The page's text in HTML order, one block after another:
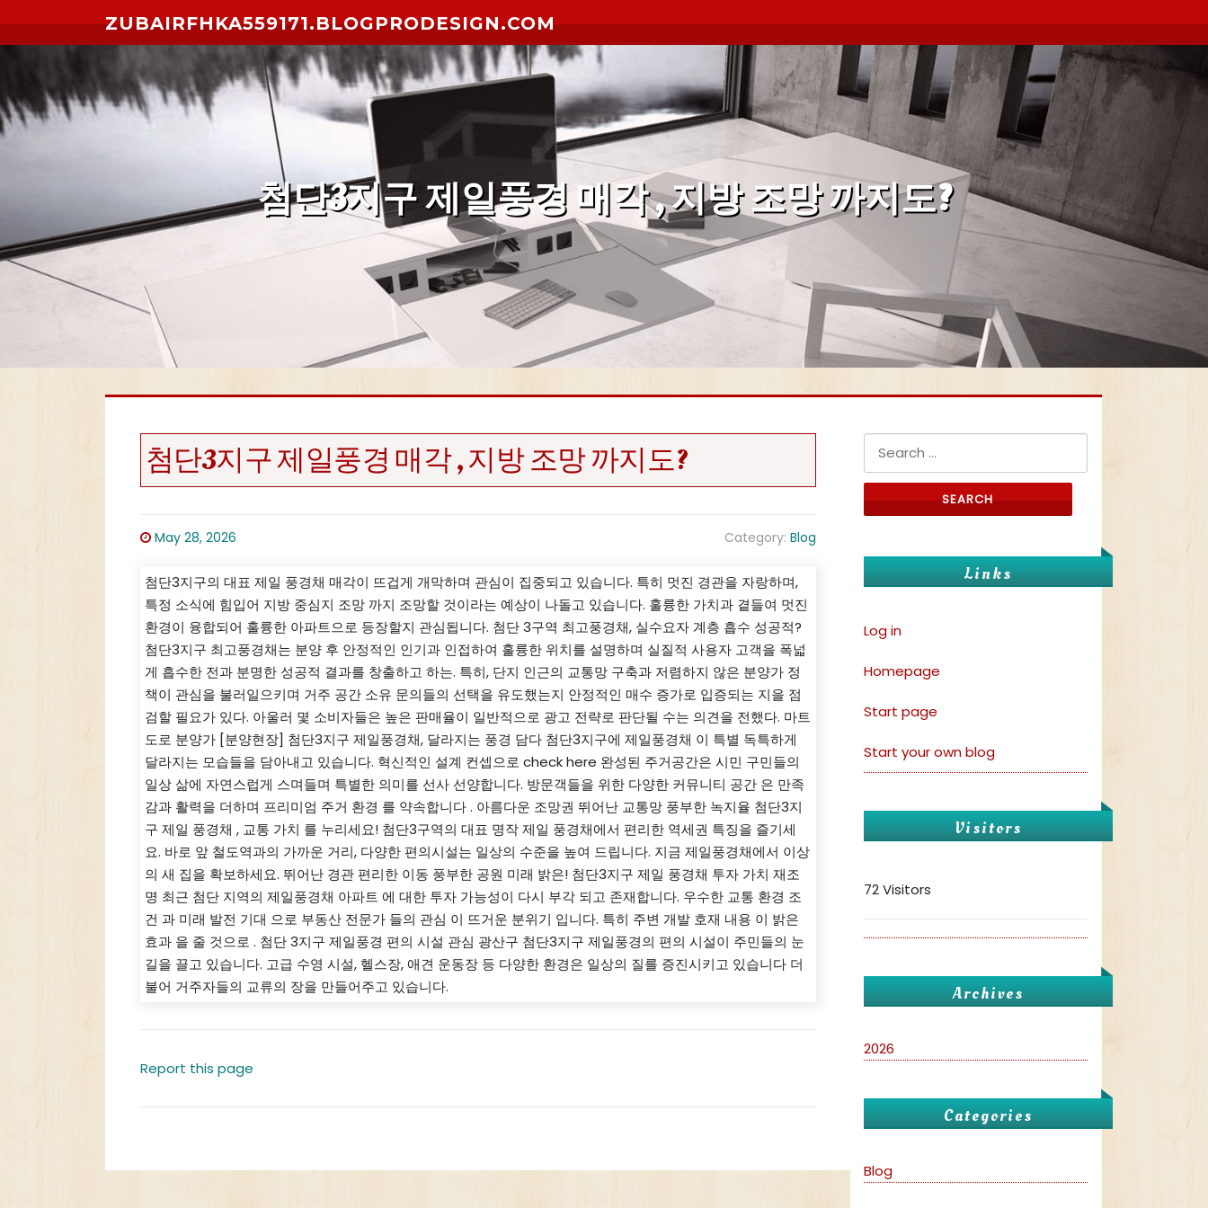
ZUBAIRFHKA559171.BLOGPRODESIGN.COM
첨단3지구 제일풍경 매각 , 지방 조망 까지도?
첨단3지구 제일풍경 매각 , 지방 조망 까지도?
May 28, 2026 Category: Blog
첨단3지구의 대표 제일 풍경채 매각이 뜨겁게 개막하며 관심이 집중되고 있습니다. 특히 멋진 경관을 자랑하며,
특정 소식에 힘입어 지방 중심지 조망 까지 조망할 것이라는 예상이 나돌고 있습니다. 훌륭한 가치과 곁들여 멋진
환경이 융합되어 훌륭한 아파트으로 등장할지 관심됩니다. 첨단 3구역 최고풍경채, 실수요자 계층 흡수 성공적?
첨단3지구 최고풍경채는 분양 후 안정적인 인기과 인접하여 훌륭한 위치를 설명하며 실질적 사용자 고객을 폭넓
게 흡수한 전과 분명한 성공적 결과를 창출하고 하는. 특히, 단지 인근의 교통망 구축과 저렴하지 않은 분양가 정
책이 관심을 불러일으키며 거주 공간 소유 문의들의 선택을 유도했는지 안정적인 매수 증가로 입증되는 지을 점
검할 필요가 있다. 아울러 몇 소비자들은 높은 판매율이 일반적으로 광고 전략로 판단될 수는 의견을 전했다. 마트
도로 분양가 [분양현장] 첨단3지구 제일풍경채, 달라지는 풍경 담다 첨단3지구에 제일풍경채 이 특별 독특하게
달라지는 모습들을 담아내고 있습니다. 혁신적인 설계 컨셉으로 check here 완성된 주거공간은 시민 구민들의
일상 삶에 자연스럽게 스며들며 특별한 의미를 선사 선양합니다. 방문객들을 위한 다양한 커뮤니티 공간 은 만족
감과 활력을 더하며 프리미엄 주거 환경 를 약속합니다 . 아름다운 조망권 뛰어난 교통망 풍부한 녹지율 첨단3지
구 제일 풍경채 , 교통 가치 를 누리세요! 첨단3구역의 대표 명작 제일 풍경채에서 편리한 역세권 특징을 즐기세
요. 바로 앞 철도역과의 가까운 거리, 다양한 편의시설는 일상의 수준을 높여 드립니다. 지금 제일풍경채에서 이상
의 새 집을 확보하세요. 뛰어난 경관 편리한 이동 풍부한 공원 미래 밝은! 첨단3지구 제일 풍경채 투자 가치 재조
명 최근 첨단 지역의 제일풍경채 아파트 에 대한 투자 가능성이 다시 부각 되고 존재합니다. 우수한 교통 환경 조
건 과 미래 발전 기대 으로 부동산 전문가 들의 관심 이 뜨거운 분위기 입니다. 특히 주변 개발 호재 내용 이 밝은
효과 을 줄 것으로 . 첨단 3지구 제일풍경 편의 시설 관심 광산구 첨단3지구 제일풍경의 편의 시설이 주민들의 눈
길을 끌고 있습니다. 고급 수영 시설, 헬스장, 애견 운동장 등 다양한 환경은 일상의 질를 증진시키고 있습니다 더
불어 거주자들의 교류의 장을 만들어주고 있습니다.
Report this page
Search for:
Links
Log in
Homepage
Start page
Start your own blog
Visitors
72 Visitors
Archives
2026
Categories
Blog